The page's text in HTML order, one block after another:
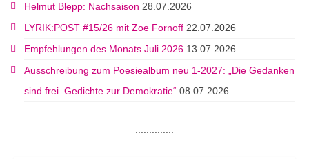
Helmut Blepp: Nachsaison 28.07.2026
LYRIK:POST #15/26 mit Zoe Fornoff 22.07.2026
Empfehlungen des Monats Juli 2026 13.07.2026
Ausschreibung zum Poesiealbum neu 1-2027: „Die Gedanken
sind frei. Gedichte zur Demokratie“ 08.07.2026